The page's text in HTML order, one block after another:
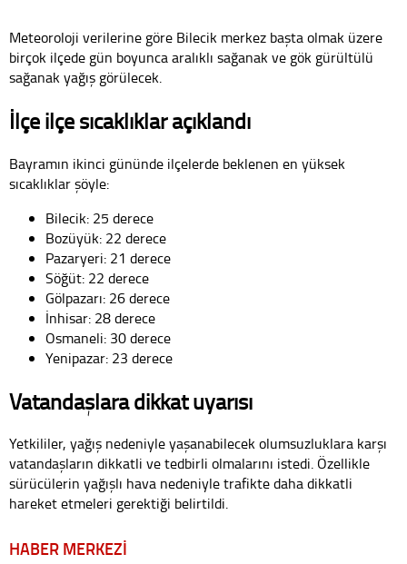
Meteoroloji verilerine göre Bilecik merkez başta olmak üzere
birçok ilçede gün boyunca aralıklı sağanak ve gök gürültülü
sağanak yağış görülecek.
İlçe ilçe sıcaklıklar açıklandı
Bayramın ikinci gününde ilçelerde beklenen en yüksek
sıcaklıklar şöyle:
Bilecik: 25 derece
Bozüyük: 22 derece
Pazaryeri: 21 derece
Söğüt: 22 derece
Gölpazarı: 26 derece
İnhisar: 28 derece
Osmaneli: 30 derece
Yenipazar: 23 derece
Vatandaşlara dikkat uyarısı
Yetkililer, yağış nedeniyle yaşanabilecek olumsuzluklara karşı
vatandaşların dikkatli ve tedbirli olmalarını istedi. Özellikle
sürücülerin yağışlı hava nedeniyle trafikte daha dikkatli
hareket etmeleri gerektiği belirtildi.
HABER MERKEZİ